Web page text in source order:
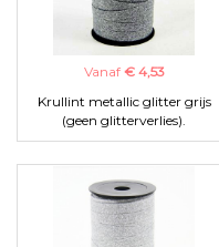
Vanaf € 4,53
Krullint metallic glitter grijs
(geen glitterverlies).